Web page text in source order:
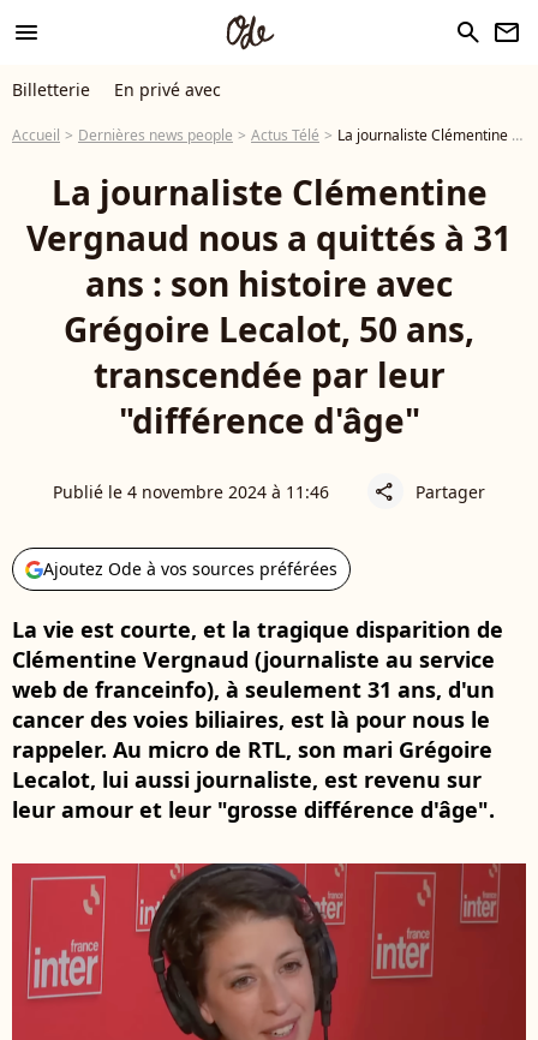
menu search newsletter
Billetterie En privé avec
Accueil Dernières news people Actus Télé La journaliste Clémentine Vergnaud nous a quittés à 31 ans : son histoire avec Grégoire Lecalot, 50 ans, transcendée par leur "différence d'âge"
La journaliste Clémentine
Vergnaud nous a quittés à 31
ans : son histoire avec
Grégoire Lecalot, 50 ans,
transcendée par leur
"différence d'âge"
Publié le 4 novembre 2024 à 11:46 share Partager
Ajoutez Ode à vos sources préférées
La vie est courte, et la tragique disparition de
Clémentine Vergnaud (journaliste au service
web de franceinfo), à seulement 31 ans, d'un
cancer des voies biliaires, est là pour nous le
rappeler. Au micro de RTL, son mari Grégoire
Lecalot, lui aussi journaliste, est revenu sur
leur amour et leur "grosse différence d'âge".